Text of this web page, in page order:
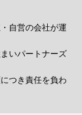
自営の会社が運
いパートナーズ
つき責任を負わ